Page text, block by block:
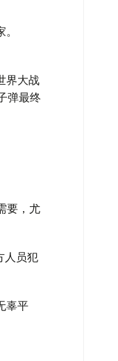
界大战
弹最终
要，尤
人员犯
辜平